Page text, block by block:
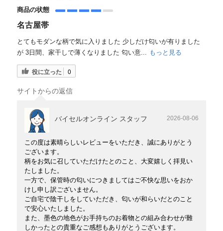
商品の状態
名古屋帯
とてもモダンな柄で気に入りました 少しだけ匂いが有りました
が 3日間、家干しで薄くなりました 匂い意... もっと見る
役に立った 0
サイトからの返信
バイセルオンライン スタッフ 2026-08-06
この度は素晴らしいレビューをいただき、誠にありがとう
ございます。
柄をお気に召していただけたとのこと、大変嬉しく拝見い
たしました。
一方で、保管時の匂いにつきましてはご不快な思いをおか
けし申し訳ございません。
ご自宅で陰干しをしていただき、匂いが和らいだとのこと
で安心いたしました。
また、墨色の地色がお手持ちのお着物との組み合わせが難
しかったとの貴重なご感想もありがとうございます。